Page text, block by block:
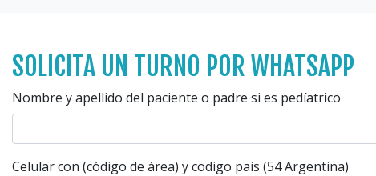
SOLICITA UN TURNO POR WHATSAPP
Nombre y apellido del paciente o padre si es pedíatrico
Celular con (código de área) y codigo pais (54 Argentina)